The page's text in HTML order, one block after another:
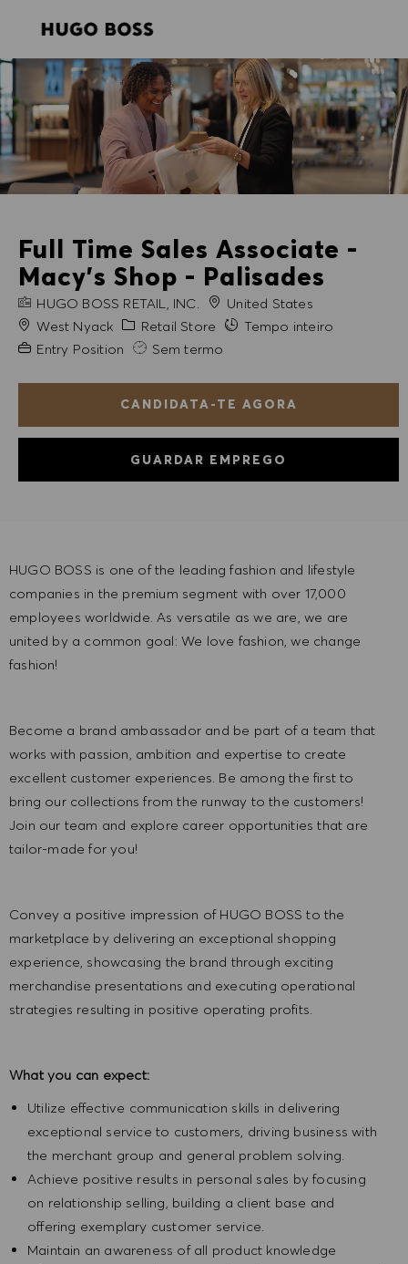
Full Time Sales Associate -
Macy's Shop - Palisades
NOME DA EMPRESA
HUGO BOSS RETAIL, INC.
United States
Cidade
West Nyack Categoria
Retail Store
Tempo inteiro
Experiência exigida
Entry Position Sem termo
CANDIDATA-TE AGORA
GUARDAR EMPREGO
HUGO BOSS is one of the leading fashion and lifestyle
companies in the premium segment with over 17,000
employees worldwide. As versatile as we are, we are
united by a common goal: We love fashion, we change
fashion!
Become a brand ambassador and be part of a team that
works with passion, ambition and expertise to create
excellent customer experiences. Be among the first to
bring our collections from the runway to the customers!
Join our team and explore career opportunities that are
tailor-made for you!
Convey a positive impression of HUGO BOSS to the
marketplace by delivering an exceptional shopping
experience, showcasing the brand through exciting
merchandise presentations and executing operational
strategies resulting in positive operating profits.
What you can expect:
Utilize effective communication skills in delivering
exceptional service to customers, driving business with
the merchant group and general problem solving.
Achieve positive results in personal sales by focusing
on relationship selling, building a client base and
offering exemplary customer service.
Maintain an awareness of all product knowledge